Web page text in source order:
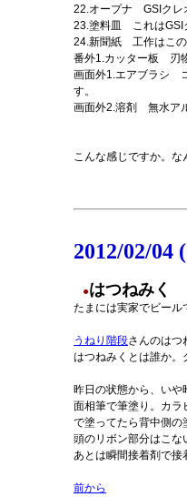
22.オープナ GSIクレ
23.塗料皿 これはGSI
24.新聞紙 工作はこの
番外1.カッター板 刃
画面外1.エアブラシ
す。
画面外2.溶剤 無水ア
こんな感じですか。な
2012/02/04
●はつねみく
たまには実家でビール
うねり階段さんのはつ
はつねみくとは誰か。
昨日の状態から、いや
面相筆で筆塗り。カラ
で塗ってたら背中側の
頭のリボン部分はこな
あとは瞬間接着剤で接
前から